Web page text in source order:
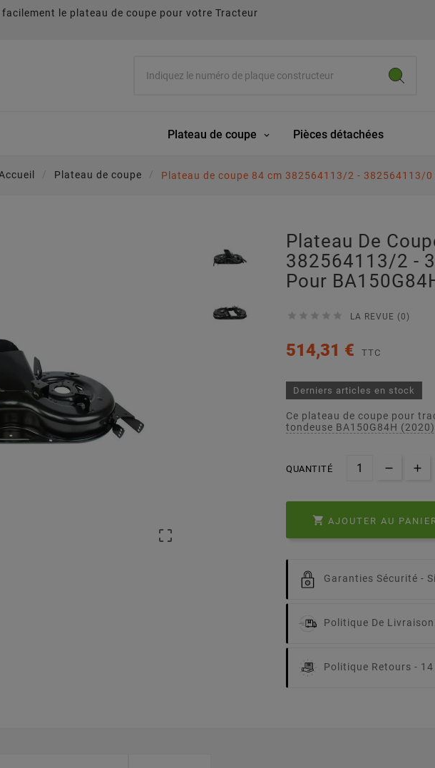
le plateau de coupe pour votre Tracteur
Plateau de coupe Pièces détachées
Plateau de coupe Plateau de coupe 84 cm 382564113/2 - 382564113/

Plateau De
382564113/2 -
Pour
     LA REVUE (0)
514,31 € TTC
Derniers articles en stock
Ce plateau de coupe pour
tondeuse BA150G84H
QUANTITÉ
 AJOUTER AU
Garanties Sécurité -
Politique De Livraison
Politique Retours -